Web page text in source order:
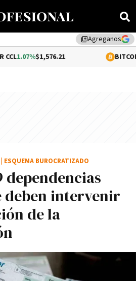
library_addAgreganos
0.29%
dependencias
deben intervenir
de la
ESQUEMA BUROCRATIZADO